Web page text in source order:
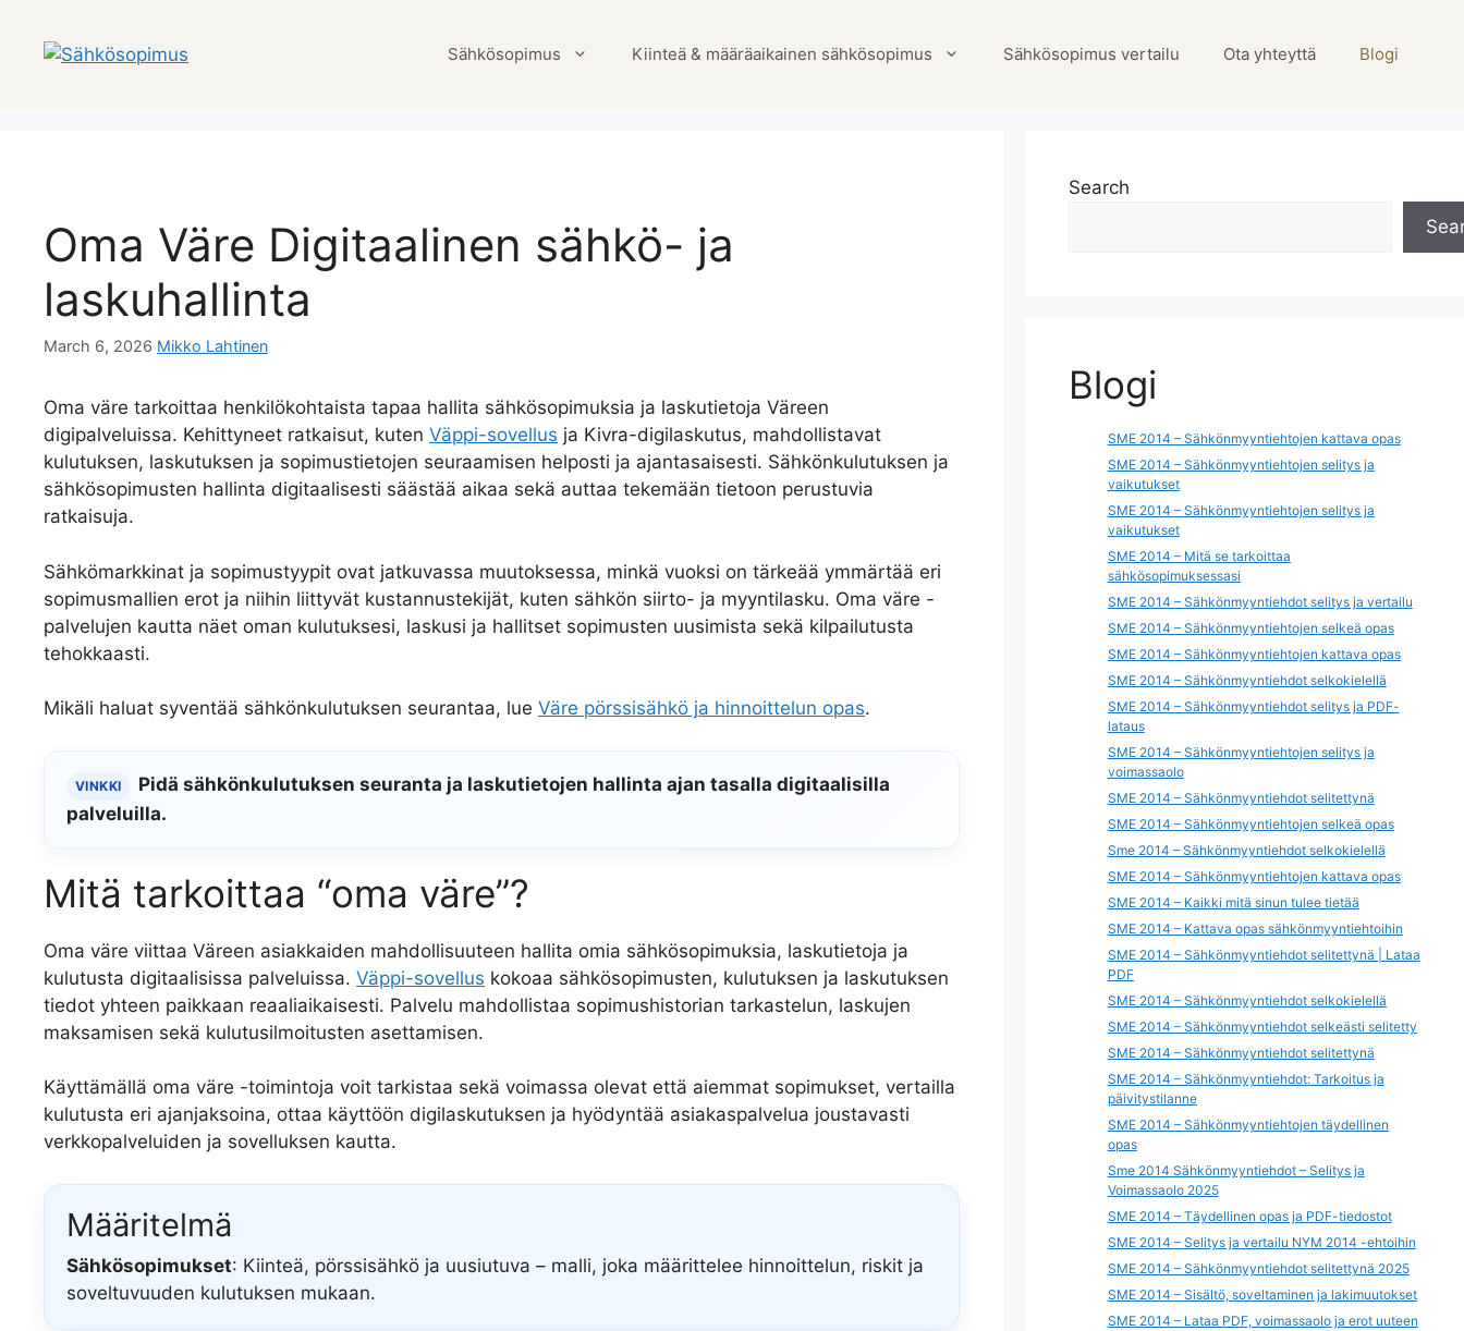
content
Sähkösopimus Kiinteä & määräaikainen sähkösopimus Sähkösopimus vertailu Ota yhteyttä Blogi
Oma Väre Digitaalinen sähkö- ja
laskuhallinta
March 6, 2026 Mikko Lahtinen
Oma väre tarkoittaa henkilökohtaista tapaa hallita sähkösopimuksia ja laskutietoja Väreen
digipalveluissa. Kehittyneet ratkaisut, kuten Väppi-sovellus ja Kivra-digilaskutus, mahdollistavat
kulutuksen, laskutuksen ja sopimustietojen seuraamisen helposti ja ajantasaisesti. Sähkönkulutuksen ja
sähkösopimusten hallinta digitaalisesti säästää aikaa sekä auttaa tekemään tietoon perustuvia
ratkaisuja.
Sähkömarkkinat ja sopimustyypit ovat jatkuvassa muutoksessa, minkä vuoksi on tärkeää ymmärtää eri
sopimusmallien erot ja niihin liittyvät kustannustekijät, kuten sähkön siirto- ja myyntilasku. Oma väre -
palvelujen kautta näet oman kulutuksesi, laskusi ja hallitset sopimusten uusimista sekä kilpailutusta
tehokkaasti.
Mikäli haluat syventää sähkönkulutuksen seurantaa, lue Väre pörssisähkö ja hinnoittelun opas.
VINKKI
Pidä sähkönkulutuksen seuranta ja laskutietojen hallinta ajan tasalla digitaalisilla
palveluilla.
Mitä tarkoittaa “oma väre”?
Oma väre viittaa Väreen asiakkaiden mahdollisuuteen hallita omia sähkösopimuksia, laskutietoja ja
kulutusta digitaalisissa palveluissa. Väppi-sovellus kokoaa sähkösopimusten, kulutuksen ja laskutuksen
tiedot yhteen paikkaan reaaliaikaisesti. Palvelu mahdollistaa sopimushistorian tarkastelun, laskujen
maksamisen sekä kulutusilmoitusten asettamisen.
Käyttämällä oma väre -toimintoja voit tarkistaa sekä voimassa olevat että aiemmat sopimukset, vertailla
kulutusta eri ajanjaksoina, ottaa käyttöön digilaskutuksen ja hyödyntää asiakaspalvelua joustavasti
verkkopalveluiden ja sovelluksen kautta.
Määritelmä
Sähkösopimukset: Kiinteä, pörssisähkö ja uusiutuva – malli, joka määrittelee hinnoittelun, riskit ja
soveltuvuuden kulutuksen mukaan.
Search
Blogi
SME 2014 – Sähkönmyyntiehtojen kattava opas
SME 2014 – Sähkönmyyntiehtojen selitys ja
vaikutukset
SME 2014 – Sähkönmyyntiehtojen selitys ja
vaikutukset
SME 2014 – Mitä se tarkoittaa
sähkösopimuksessasi
SME 2014 – Sähkönmyyntiehdot selitys ja vertailu
SME 2014 – Sähkönmyyntiehtojen selkeä opas
SME 2014 – Sähkönmyyntiehtojen kattava opas
SME 2014 – Sähkönmyyntiehdot selkokielellä
SME 2014 – Sähkönmyyntiehdot selitys ja PDF-
lataus
SME 2014 – Sähkönmyyntiehtojen selitys ja
voimassaolo
SME 2014 – Sähkönmyyntiehdot selitettynä
SME 2014 – Sähkönmyyntiehtojen selkeä opas
Sme 2014 – Sähkönmyyntiehdot selkokielellä
SME 2014 – Sähkönmyyntiehtojen kattava opas
SME 2014 – Kaikki mitä sinun tulee tietää
SME 2014 – Kattava opas sähkönmyyntiehtoihin
SME 2014 – Sähkönmyyntiehdot selitettynä | Lataa
PDF
SME 2014 – Sähkönmyyntiehdot selkokielellä
SME 2014 – Sähkönmyyntiehdot selkeästi selitetty
SME 2014 – Sähkönmyyntiehdot selitettynä
SME 2014 – Sähkönmyyntiehdot: Tarkoitus ja
päivitystilanne
SME 2014 – Sähkönmyyntiehtojen täydellinen
opas
Sme 2014 Sähkönmyyntiehdot – Selitys ja
Voimassaolo 2025
SME 2014 – Täydellinen opas ja PDF-tiedostot
SME 2014 – Selitys ja vertailu NYM 2014 -ehtoihin
SME 2014 – Sähkönmyyntiehdot selitettynä 2025
SME 2014 – Sisältö, soveltaminen ja lakimuutokset
SME 2014 – Lataa PDF, voimassaolo ja erot uuteen